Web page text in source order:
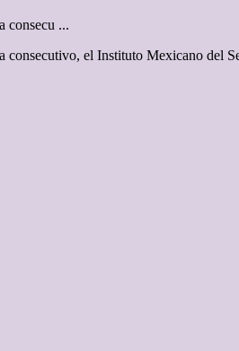
consecu ...
el Instituto Mexicano del